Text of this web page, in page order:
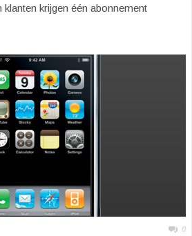
krijgen één abonnement
0